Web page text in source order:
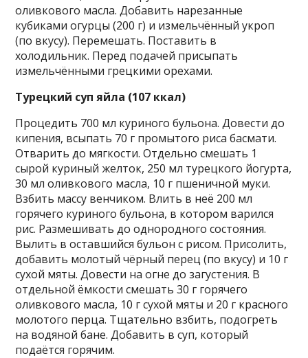
оливкового масла. Добавить нарезанные
кубиками огурцы (200 г) и измельчённый укроп
(по вкусу). Перемешать. Поставить в
холодильник. Перед подачей присыпать
измельчёнными грецкими орехами.
Турецкий суп яйла (107 ккал)
Процедить 700 мл куриного бульона. Довести до
кипения, всыпать 70 г промытого риса басмати.
Отварить до мягкости. Отдельно смешать 1
сырой куриный желток, 250 мл турецкого йогурта,
30 мл оливкового масла, 10 г пшеничной муки.
Взбить массу венчиком. Влить в неё 200 мл
горячего куриного бульона, в котором варился
рис. Размешивать до однородного состояния.
Вылить в оставшийся бульон с рисом. Присолить,
добавить молотый чёрный перец (по вкусу) и 10 г
сухой мяты. Довести на огне до загустения. В
отдельной ёмкости смешать 30 г горячего
оливкового масла, 10 г сухой мяты и 20 г красного
молотого перца. Тщательно взбить, подогреть
на водяной бане. Добавить в суп, который
подаётся горячим.